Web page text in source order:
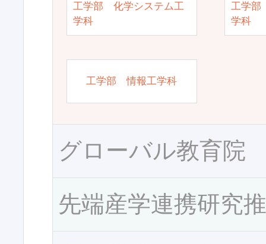
工学部 化学システム工
学科
工学部
学科
工学部 情報工学科
グローバル教育院
先端産学連携研究